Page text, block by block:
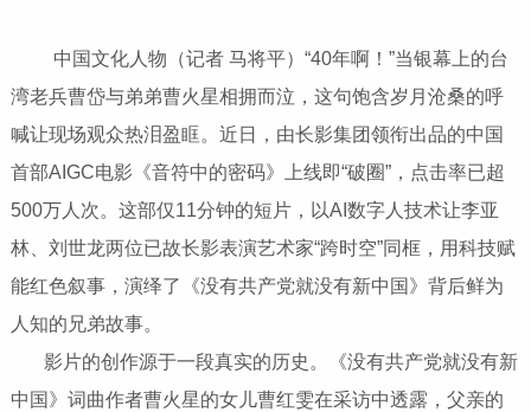
中国文化人物（记者 马将平）“40年啊！”当银幕上的台
湾老兵曹岱与弟弟曹火星相拥而泣，这句饱含岁月沧桑的呼
喊让现场观众热泪盈眶。近日，由长影集团领衔出品的中国
首部AIGC电影《音符中的密码》上线即“破圈”，点击率已超
500万人次。这部仅11分钟的短片，以AI数字人技术让李亚
林、刘世龙两位已故长影表演艺术家“跨时空”同框，用科技赋
能红色叙事，演绎了《没有共产党就没有新中国》背后鲜为
人知的兄弟故事。
影片的创作源于一段真实的历史。《没有共产党就没有新
中国》词曲作者曹火星的女儿曹红雯在采访中透露，父亲的